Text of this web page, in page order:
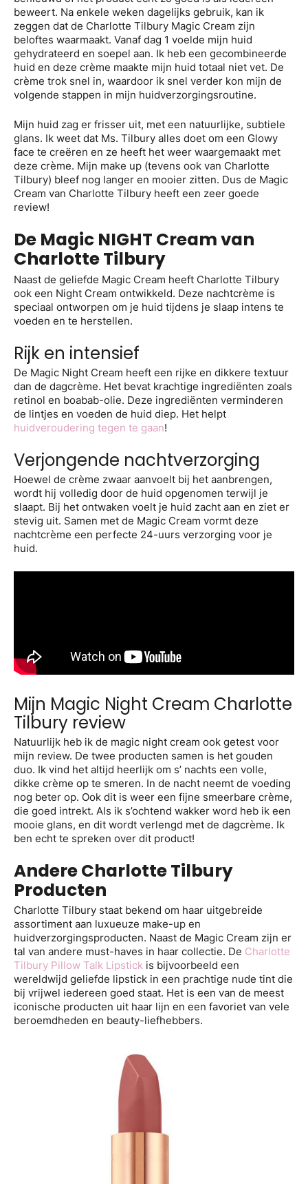
beweert. Na enkele weken dagelijks gebruik, kan ik
zeggen dat de Charlotte Tilbury Magic Cream zijn
beloftes waarmaakt. Vanaf dag 1 voelde mijn huid
gehydrateerd en soepel aan. Ik heb een gecombineerde
huid en deze crème maakte mijn huid totaal niet vet. De
crème trok snel in, waardoor ik snel verder kon mijn de
volgende stappen in mijn huidverzorgingsroutine.
Mijn huid zag er frisser uit, met een natuurlijke, subtiele
glans. Ik weet dat Ms. Tilbury alles doet om een Glowy
face te creëren en ze heeft het weer waargemaakt met
deze crème. Mijn make up (tevens ook van Charlotte
Tilbury) bleef nog langer en mooier zitten. Dus de Magic
Cream van Charlotte Tilbury heeft een zeer goede
review!
De Magic NIGHT Cream van
Charlotte Tilbury
Naast de geliefde Magic Cream heeft Charlotte Tilbury
ook een Night Cream ontwikkeld. Deze nachtcrème is
speciaal ontworpen om je huid tijdens je slaap intens te
voeden en te herstellen.
Rijk en intensief
De Magic Night Cream heeft een rijke en dikkere textuur
dan de dagcrème. Het bevat krachtige ingrediënten zoals
retinol en boabab-olie. Deze ingrediënten verminderen
de lintjes en voeden de huid diep. Het helpt
huidveroudering tegen te gaan!
Verjongende nachtverzorging
Hoewel de crème zwaar aanvoelt bij het aanbrengen,
wordt hij volledig door de huid opgenomen terwijl je
slaapt. Bij het ontwaken voelt je huid zacht aan en ziet er
stevig uit. Samen met de Magic Cream vormt deze
nachtcrème een perfecte 24-uurs verzorging voor je
huid.
Mijn Magic Night Cream Charlotte
Tilbury review
Natuurlijk heb ik de magic night cream ook getest voor
mijn review. De twee producten samen is het gouden
duo. Ik vind het altijd heerlijk om s’ nachts een volle,
dikke crème op te smeren. In de nacht neemt de voeding
nog beter op. Ook dit is weer een fijne smeerbare crème,
die goed intrekt. Als ik s’ochtend wakker word heb ik een
mooie glans, en dit wordt verlengd met de dagcrème. Ik
ben echt te spreken over dit product!
Andere Charlotte Tilbury
Producten
Charlotte Tilbury staat bekend om haar uitgebreide
assortiment aan luxueuze make-up en
huidverzorgingsproducten. Naast de Magic Cream zijn er
tal van andere must-haves in haar collectie. De Charlotte
Tilbury Pillow Talk Lipstick is bijvoorbeeld een
wereldwijd geliefde lipstick in een prachtige nude tint die
bij vrijwel iedereen goed staat. Het is een van de meest
iconische producten uit haar lijn en een favoriet van vele
beroemdheden en beauty-liefhebbers.